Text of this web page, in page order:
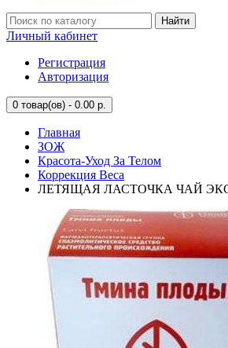
Найти
Личный кабинет
Регистрация
Авторизация
0 товар(ов) - 0.00 р.
Главная
ЗОЖ
Красота-Уход За Телом
Коррекция Веса
ЛЕТЯЩАЯ ЛАСТОЧКА ЧАЙ